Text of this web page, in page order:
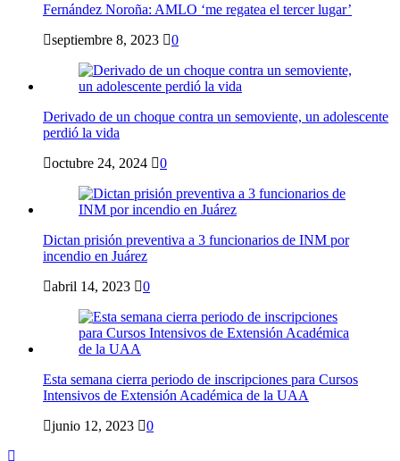
Fernández Noroña: AMLO ‘me regatea el tercer lugar’
septiembre 8, 2023
0
Derivado de un choque contra un semoviente, un adolescente
perdió la vida
octubre 24, 2024
0
Dictan prisión preventiva a 3 funcionarios de INM por
incendio en Juárez
abril 14, 2023
0
Esta semana cierra periodo de inscripciones para Cursos
Intensivos de Extensión Académica de la UAA
junio 12, 2023
0